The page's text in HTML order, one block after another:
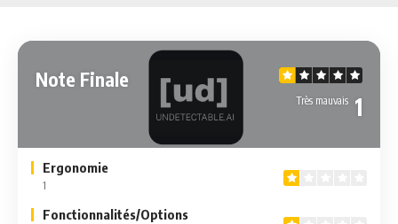
Note Finale
Très mauvais 1
Ergonomie
1
Fonctionnalités/Options